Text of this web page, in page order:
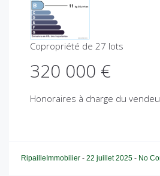
Copropriété de 27 lots
320 000 €
Honoraires à charge du
RipailleImmobilier - 22 juillet 2025 - No